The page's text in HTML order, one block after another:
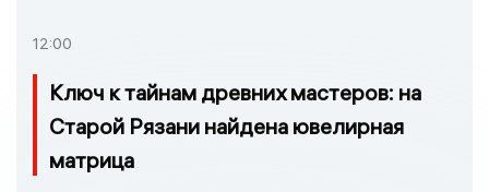
12:00
Ключ к тайнам древних мастеров: на
Старой Рязани найдена ювелирная
матрица